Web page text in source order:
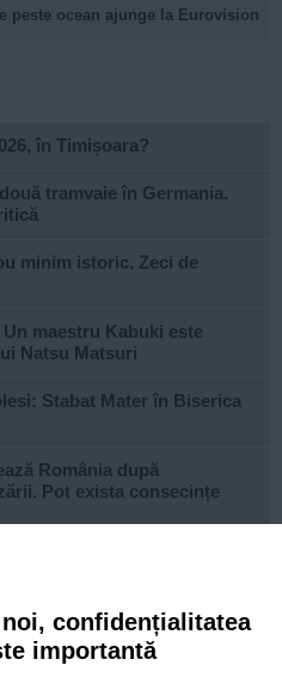
peste ocean ajunge la Eurovision
în Timișoara?
tramvaie în Germania.
minim istoric. Zeci de
maestru Kabuki este
Natsu Matsuri
Stabat Mater în Biserica
România după
Pot exista consecințe
ajuta un copil să înceapă
Campania revine la
confidențialitatea
importantă